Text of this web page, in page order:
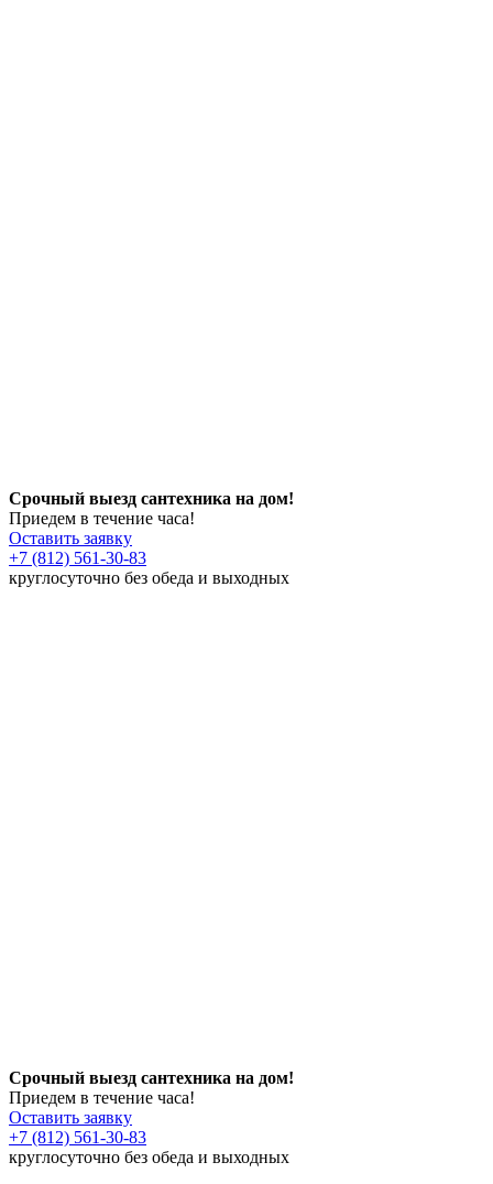
Срочный выезд сантехника на дом!
Приедем в течение часа!
Оставить заявку
+7 (812) 561-30-83
круглосуточно без обеда и выходных
Срочный выезд сантехника на дом!
Приедем в течение часа!
Оставить заявку
+7 (812) 561-30-83
круглосуточно без обеда и выходных